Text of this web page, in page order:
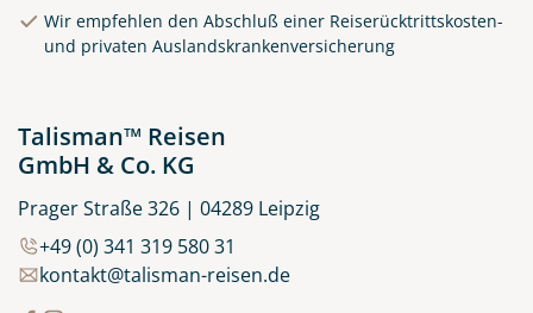
© matho - stock.adobe.com
Wir empfehlen den Abschluß einer Reiserücktrittskosten-
und privaten Auslandskrankenversicherung
Talisman™ Reisen
GmbH & Co. KG
Prager Straße 326 | 04289 Leipzig
+49 (0) 341 319 580 31
kontakt@talisman-reisen.de